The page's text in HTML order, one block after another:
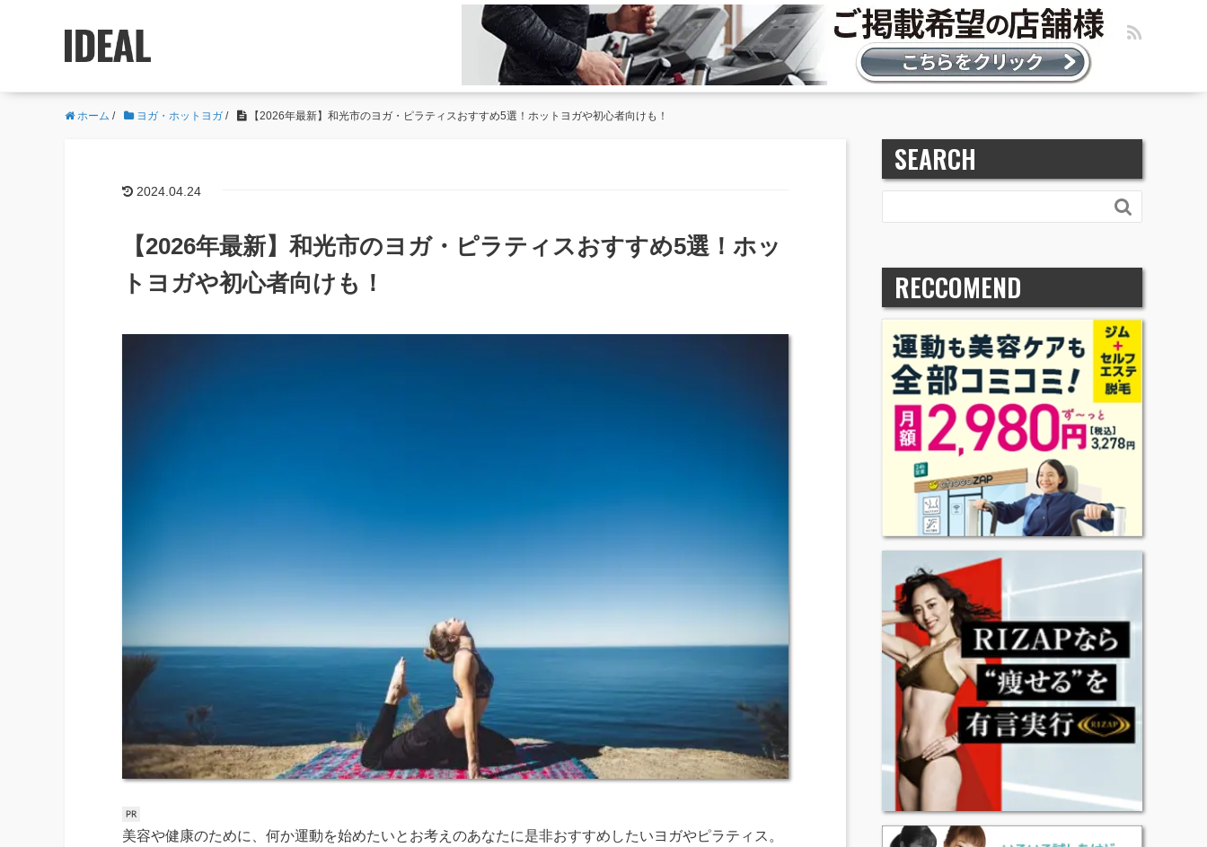
ホーム / ヨガ・ホットヨガ / 【2026年最新】和光市のヨガ・ピラティスおすすめ5選！ホットヨガや初心者向けも！
2024.04.24
【2026年最新】和光市のヨガ・ピラティスおすすめ5選！ホッ
トヨガや初心者向けも！
美容や健康のために、何か運動を始めたいとお考えのあなたに是非おすすめしたいヨガやピラティス。
SEARCH

RECCOMEND